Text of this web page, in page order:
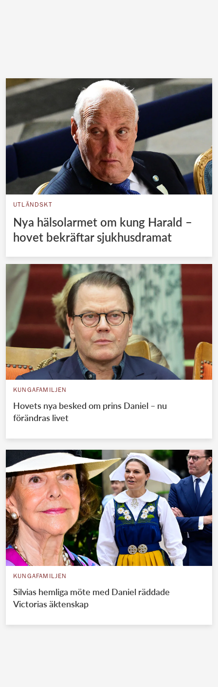
UTLÄNDSKT
Nya hälsolarmet om kung Harald –
hovet bekräftar sjukhusdramat
KUNGAFAMILJEN
Hovets nya besked om prins Daniel – nu
förändras livet
KUNGAFAMILJEN
Silvias hemliga möte med Daniel räddade
Victorias äktenskap